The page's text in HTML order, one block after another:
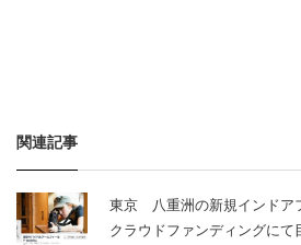
関連記事
東京 八重洲の新規インドア
クラウドファンディングにて